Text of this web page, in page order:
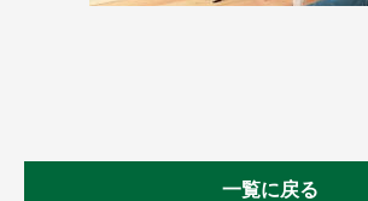
一覧に戻る